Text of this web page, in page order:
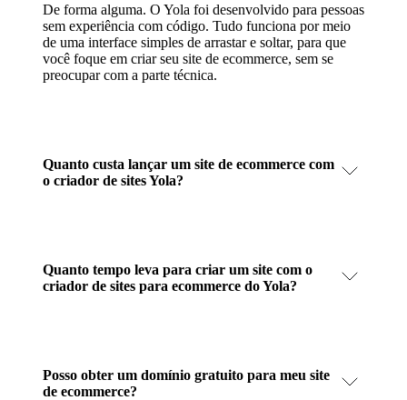
De forma alguma. O Yola foi desenvolvido para pessoas
sem experiência com código. Tudo funciona por meio
de uma interface simples de arrastar e soltar, para que
você foque em criar seu site de ecommerce, sem se
preocupar com a parte técnica.
Quanto custa lançar um site de ecommerce com
o criador de sites Yola?
Quanto tempo leva para criar um site com o
criador de sites para ecommerce do Yola?
Posso obter um domínio gratuito para meu site
de ecommerce?